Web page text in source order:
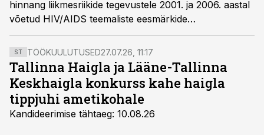
hinnang liikmesriikide tegevustele 2001. ja 2006. aastal
võetud HIV/AIDS teemaliste eesmärkide
saavutamiseks - Punase lindi preemia osaliseks sai
Eesti HIV-positiivsete Võrgustik.
ST TÖÖKUULUTUSED27.07.26, 11:17
Tallinna Haigla ja Lääne-Tallinna
Keskhaigla konkurss kahe haigla
tippjuhi ametikohale
Kandideerimise tähtaeg: 10.08.26